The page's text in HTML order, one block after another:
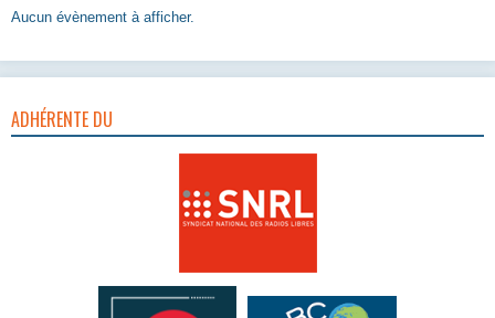
Aucun évènement à afficher.
ADHÉRENTE DU